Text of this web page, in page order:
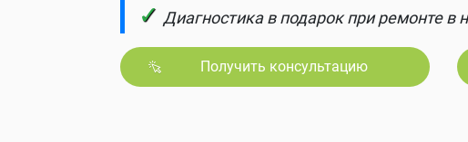
✓ Диагностика в подарок при ремонте в
Получить консультацию